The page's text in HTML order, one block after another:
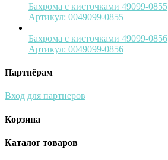
Бахрома с кисточками 49099-0855
Артикул: 0049099-0855
Бахрома с кисточками 49099-0856
Артикул: 0049099-0856
Партнёрам
Вход для партнеров
Корзина
Каталог товаров